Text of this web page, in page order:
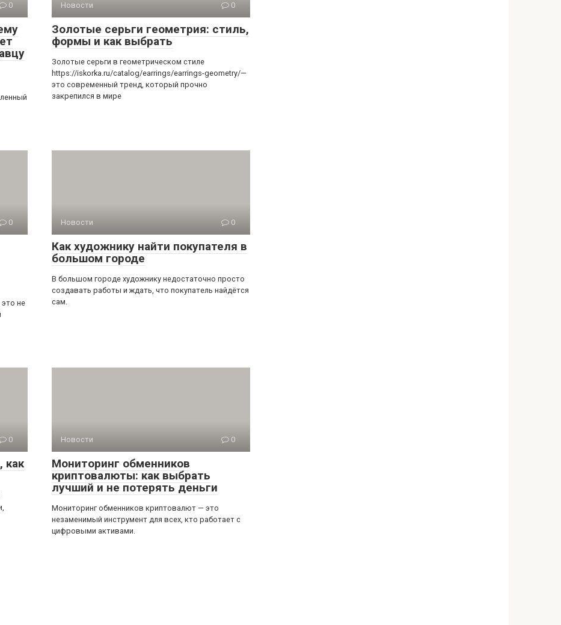
0 Новости 0
Золотые серьги геометрия: стиль,
формы и как выбрать
Золотые серьги в геометрическом стиле
https://iskorka.ru/catalog/earrings/earrings-geometry/—
это современный тренд, который прочно
закрепился в мире
0
не
Новости 0
Как художнику найти покупателя в
большом городе
В большом городе художнику недостаточно просто
создавать работы и ждать, что покупатель найдётся
сам.
0
как
Новости 0
Мониторинг обменников
криптовалюты: как выбрать
лучший и не потерять деньги
Мониторинг обменников криптовалют — это
незаменимый инструмент для всех, кто работает с
цифровыми активами.